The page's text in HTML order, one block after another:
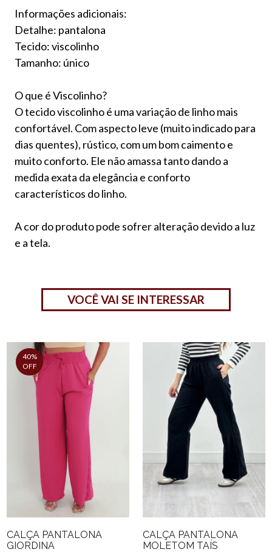
Informações adicionais:
Detalhe: pantalona
Tecido: viscolinho
Tamanho: único
O que é Viscolinho?
O tecido viscolinho é uma variação de linho mais
confortável. Com aspecto leve (muito indicado para
dias quentes), rústico, com um bom caimento e
muito conforto. Ele não amassa tanto dando a
medida exata da elegância e conforto
característicos do linho.
A cor do produto pode sofrer alteração devido a luz
e a tela.
VOCÊ VAI SE INTERESSAR
40%
OFF
CALÇA PANTALONA
GIORDINA
CALÇA PANTALONA
MOLETOM TAÍS